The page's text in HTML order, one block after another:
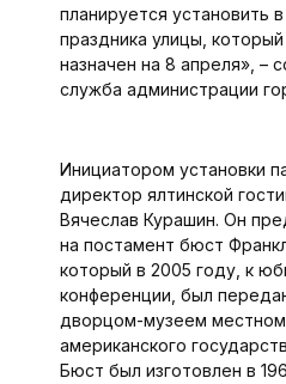
планируется установить
праздника улицы,
назначен на 8 апреля», –
служба администрации
Инициатором установки
директор ялтинской
Вячеслав Курашин. Он
на постамент бюст
который в 2005 году, к
конференции, был
дворцом-музеем
американского
Бюст был изготовлен в